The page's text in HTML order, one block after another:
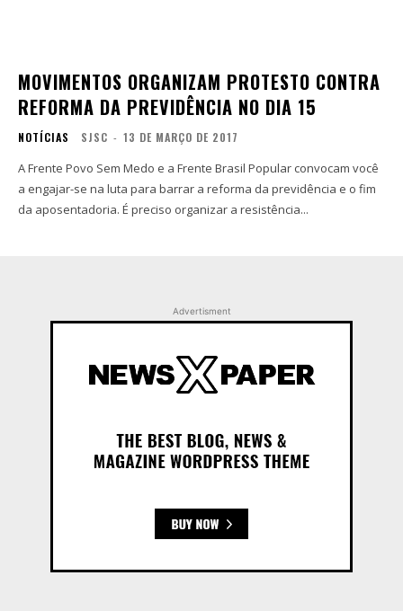
MOVIMENTOS ORGANIZAM PROTESTO CONTRA
REFORMA DA PREVIDÊNCIA NO DIA 15
NOTÍCIAS SJSC - 13 DE MARÇO DE 2017
A Frente Povo Sem Medo e a Frente Brasil Popular convocam você
a engajar-se na luta para barrar a reforma da previdência e o fim
da aposentadoria. É preciso organizar a resistência...
Advertisment